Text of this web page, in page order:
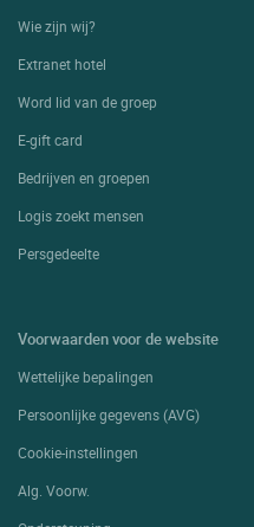
Wie zijn wij?
Extranet hotel
Word lid van de groep
E-gift card
Bedrijven en groepen
Logis zoekt mensen
Persgedeelte
Voorwaarden voor de website
Wettelijke bepalingen
Persoonlijke gegevens (AVG)
Cookie-instellingen
Alg. Voorw.